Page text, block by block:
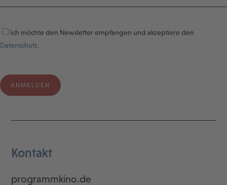
Ich möchte den Newsletter empfangen und akzeptiere den
Datenschutz.
Kontakt
programmkino.de